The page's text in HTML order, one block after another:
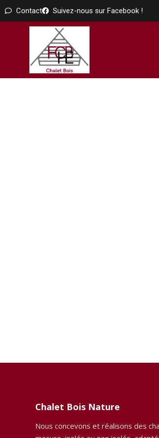
Contact Suivez-nous sur Facebook !
Chalet Bois Nature
Nous concevons et réalisons des